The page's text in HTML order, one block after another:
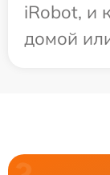
iRobot, и
домой